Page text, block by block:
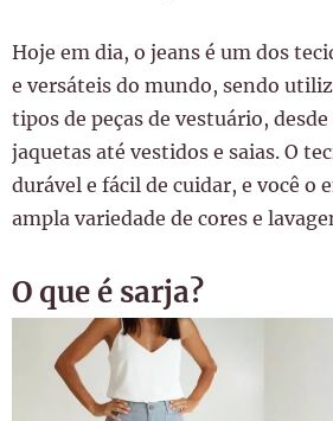
Hoje em dia, o jeans é um dos
e versáteis do mundo, sendo
tipos de peças de vestuário,
jaquetas até vestidos e saias. O
durável e fácil de cuidar, e você o
ampla variedade de cores e
O que é sarja?